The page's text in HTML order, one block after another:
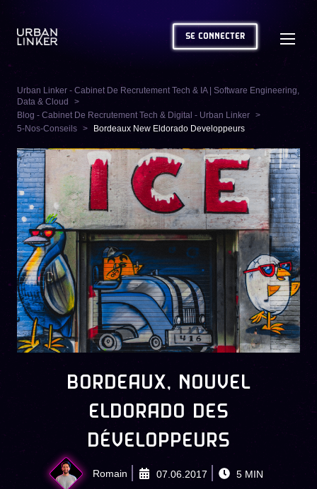
SE CONNECTER
Urban Linker - Cabinet De Recrutement Tech & IA | Software Engineering,
Data & Cloud
Blog - Cabinet De Recrutement Tech & Digital - Urban Linker
5-Nos-Conseils
Bordeaux New Eldorado Developpeurs
BORDEAUX, NOUVEL
ELDORADO DES
DÉVELOPPEURS
Romain 07.06.2017 5 MIN